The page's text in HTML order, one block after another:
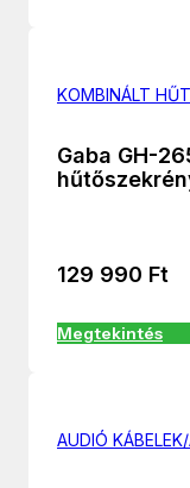
KOMBINÁLT
Gaba GH-
129 990 Ft
Megtekintés
AUDIÓ